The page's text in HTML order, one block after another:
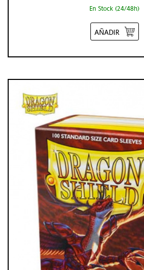
En Stock (24/48h)
AÑADIR